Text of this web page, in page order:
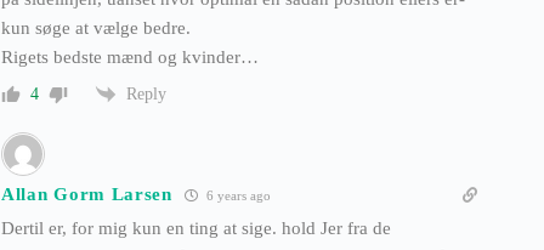
kun søge at vælge bedre.
Rigets bedste mænd og kvinder…
4 Reply
Allan Gorm Larsen 6 years ago
Dertil er, for mig kun en ting at sige. hold Jer fra de